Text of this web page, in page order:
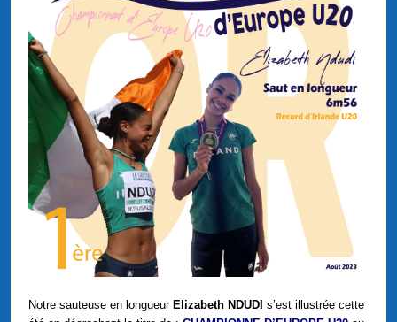
Notre sauteuse en longueur Elizabeth NDUDI s’est illustrée cette